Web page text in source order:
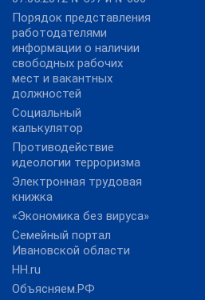
Порядок представления
работодателями
информации о наличии
свободных рабочих
мест и вакантных
должностей
Социальный
калькулятор
Противодействие
идеологии терроризма
Электронная трудовая
книжка
«Экономика без вируса»
Семейный портал
Ивановской области
HH.ru
Объясняем.РФ